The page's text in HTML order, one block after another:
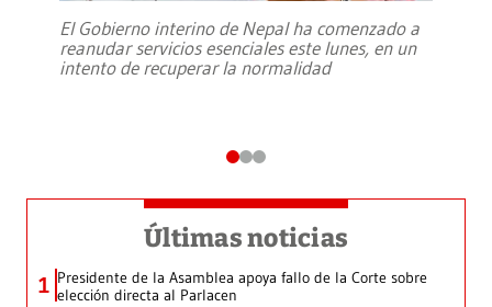
El Gobierno interino de Nepal ha comenzado a
reanudar servicios esenciales este lunes, en un
intento de recuperar la normalidad
Últimas noticias
1 Presidente de la Asamblea apoya fallo de la Corte sobre
elección directa al Parlacen